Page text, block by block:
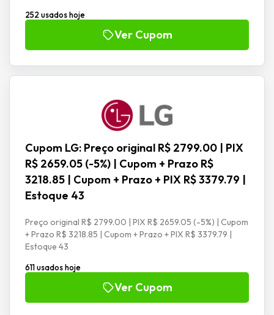
252 usados hoje
Ver Cupom
Cupom LG: Preço original R$ 2799.00 | PIX
R$ 2659.05 (-5%) | Cupom + Prazo R$
3218.85 | Cupom + Prazo + PIX R$ 3379.79 |
Estoque 43
Preço original R$ 2799.00 | PIX R$ 2659.05 (-5%) | Cupom
+ Prazo R$ 3218.85 | Cupom + Prazo + PIX R$ 3379.79 |
Estoque 43
611 usados hoje
Ver Cupom